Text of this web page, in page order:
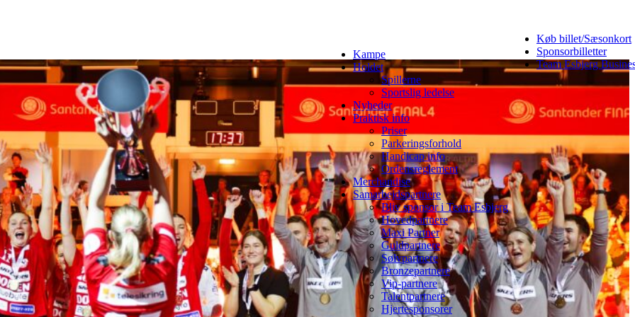
Køb billet/Sæsonkort
Sponsorbilletter
Team Esbjerg
Kampe
Holdet
Spillerne
Sportslig ledelse
Nyheder
Praktisk info
Priser
Parkeringsforhold
Handicap info
Ordensreglement
Merchandise
Samarbejdspartnere
Bliv sponsor i Team Esbjerg
Hovedpartnere
Maxi Partner
Guldpartnere
Sølvpartnere
Bronzepartnere
Vip-partnere
Talentpartnere
Hjertesponsorer